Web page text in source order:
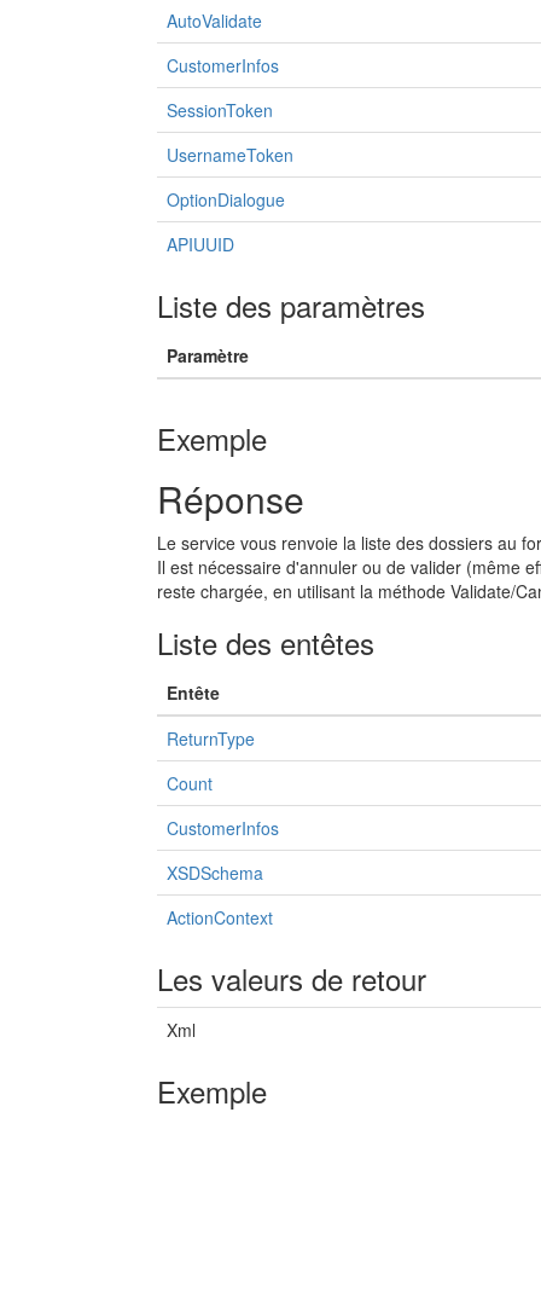
AutoValidate
CustomerInfos
SessionToken
UsernameToken
OptionDialogue
APIUUID
Liste des paramètres
Paramètre
Exemple
Réponse
Le service vous renvoie la liste des dossiers au
Il est nécessaire d'annuler ou de valider (même
reste chargée, en utilisant la méthode Validate/
Liste des entêtes
Entête
ReturnType
Count
CustomerInfos
XSDSchema
ActionContext
Les valeurs de retour
Xml
Exemple